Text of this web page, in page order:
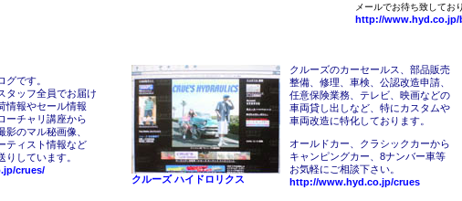
メールでお待ち致してお
http://www.hyd.co.jp/
グです。
タッフ全員でお届け
情報やセール情報
ーチャリ講座から
影のマル秘画像、
ティスト情報など
りしています。
crues/
クルーズ ハイドロリクス
クルーズのカーセールス、部品販売
整備、修理、車検、公認改造申請、
任意保険業務、テレビ、映画などの
車両貸し出しなど、特にカスタムや
車両改造に特化しております。
オールドカー、クラシックカーから
キャンピングカー、8ナンバー車等
お気軽にご相談下さい。
http://www.hyd.co.jp/crues